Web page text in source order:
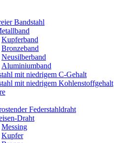
Bandstahl
Kupferband
Bronzeband
Neusilberband
Aluminiumband
mit niedrigem C-Gehalt
mit niedrigem Kohlenstoffgehalt
Federstahldraht
Draht
Messing
Kupfer